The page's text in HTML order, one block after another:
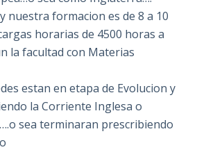
nuestra formacion es de 8 a 10
horarias de 4500 horas a
la facultad con Materias
estan en etapa de Evolucion y
la Corriente Inglesa o
sea terminaran prescribiendo